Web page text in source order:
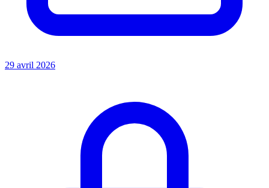
29 avril 2026